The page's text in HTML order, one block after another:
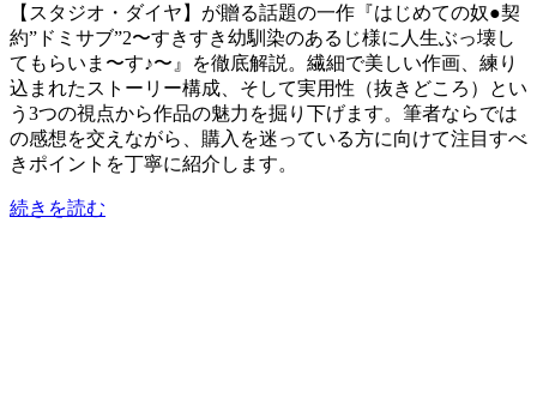
【スタジオ・ダイヤ】が贈る話題の一作『はじめての奴●契
約”ドミサブ”2〜すきすき幼馴染のあるじ様に人生ぶっ壊し
てもらいま〜す♪〜』を徹底解説。繊細で美しい作画、練り
込まれたストーリー構成、そして実用性（抜きどころ）とい
う3つの視点から作品の魅力を掘り下げます。筆者ならでは
の感想を交えながら、購入を迷っている方に向けて注目すべ
きポイントを丁寧に紹介します。
続きを読む